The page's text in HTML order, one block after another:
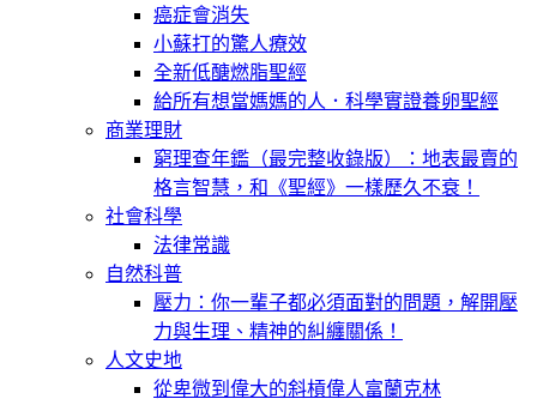
癌症會消失
小蘇打的驚人療效
全新低醣燃脂聖經
給所有想當媽媽的人．科學實證養卵聖經
商業理財
窮理查年鑑（最完整收錄版）：地表最賣的
格言智慧，和《聖經》一樣歷久不衰！
社會科學
法律常識
自然科普
壓力：你一輩子都必須面對的問題，解開壓
力與生理、精神的糾纏關係！
人文史地
從卑微到偉大的斜槓偉人富蘭克林